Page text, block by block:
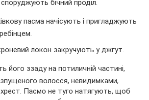
бічний проділ.
пасма начісують і пригладжують
локон закручують у джгут.
його ззаду на потиличній частині,
волосся, невидимками,
Пасмо не туго натягують, щоб